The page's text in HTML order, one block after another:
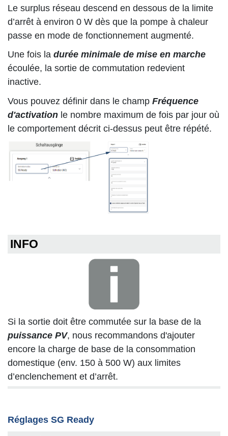
Le surplus réseau descend en dessous de la limite
d’arrêt à environ 0 W dès que la pompe à chaleur
passe en mode de fonctionnement augmenté.
Une fois la durée minimale de mise en marche
écoulée, la sortie de commutation redevient
inactive.
Vous pouvez définir dans le champ Fréquence
d'activation le nombre maximum de fois par jour où
le comportement décrit ci-dessus peut être répété.
INFO
Si la sortie doit être commutée sur la base de la
puissance PV, nous recommandons d'ajouter
encore la charge de base de la consommation
domestique (env. 150 à 500 W) aux limites
d’enclenchement et d’arrêt.
Réglages SG Ready